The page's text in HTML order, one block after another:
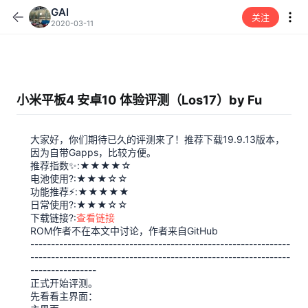
GAI
2020-03-11
关注
小米平板4 安卓10 体验评测（Los17）by Fu
大家好，你们期待已久的评测来了！推荐下载19.9.13版本，
因为自带Gapps，比较方便。
推荐指数✨:★★★★☆
电池使用?:★★★☆☆
功能推荐⚡:★★★★★
日常使用?:★★★☆☆
下载链接?:查看链接
ROM作者不在本文中讨论，作者来自GitHub
---------------------------------------------------------------
---------------------------------------------------------------
----------------
正式开始评测。
先看看主界面：